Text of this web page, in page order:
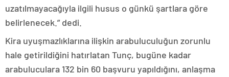
uzatılmayacağıyla ilgili husus o günkü şartlara göre
belirlenecek.” dedi.
Kira uyuşmazlıklarına ilişkin arabuluculuğun zorunlu
hale getirildiğini hatırlatan Tunç, bugüne kadar
arabuluculara 132 bin 60 başvuru yapıldığını, anlaşma